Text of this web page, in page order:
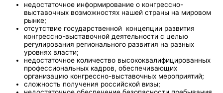
недостаточное информирование о конгрессно-
выставочных возможностях нашей страны на мировом
рынке;
отсутствие государственной концепции развития
конгрессно-выставочной деятельности с целью
регулирования регионального развития на разных
уровнях власти;
недостаточное количество высококвалифицированных
профессиональных кадров, обеспечивающих
организацию конгрессно-выставочных мероприятий;
сложность получения российской визы;